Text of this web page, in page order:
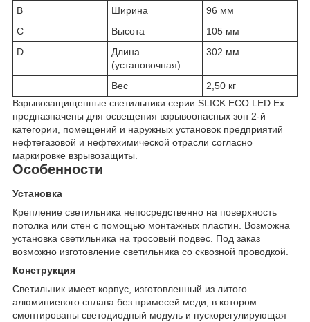
B
Ширина
96 мм
C
Высота
105 мм
D
Длина
(установочная)
302 мм
Вес
2,50 кг
Взрывозащищенные светильники серии SLICK ECO LED Ex
предназначены для освещения взрывоопасных зон 2-й
категории, помещений и наружных установок предприятий
нефтегазовой и нефтехимической отрасли согласно
маркировке взрывозащиты.
Особенности
Установка
Крепление светильника непосредственно на поверхность
потолка или стен с помощью монтажных пластин. Возможна
установка светильника на тросовый подвес. Под заказ
возможно изготовление светильника со сквозной проводкой.
Конструкция
Светильник имеет корпус, изготовленный из литого
алюминиевого сплава без примесей меди, в котором
смонтированы светодиодный модуль и пускорегулирующая